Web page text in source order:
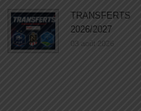
TRANSFERTS
2026/2027
03 août 2026